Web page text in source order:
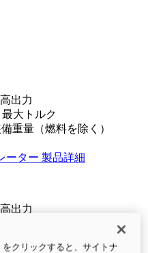
出力
最大トルク
重量（燃料を除く）
ーター 製品詳細
出力
をクリックすると、サイトナ